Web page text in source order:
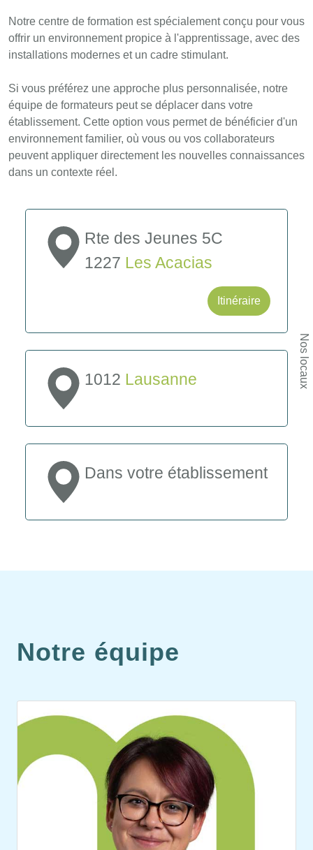
Notre centre de formation est spécialement conçu pour vous
offrir un environnement propice à l'apprentissage, avec des
installations modernes et un cadre stimulant.
Si vous préférez une approche plus personnalisée, notre
équipe de formateurs peut se déplacer dans votre
établissement. Cette option vous permet de bénéficier d'un
environnement familier, où vous ou vos collaborateurs
peuvent appliquer directement les nouvelles connaissances
dans un contexte réel.
Rte des Jeunes 5C
1227 Les Acacias
Itinéraire
1012 Lausanne
Dans votre établissement
Nos locaux
Notre équipe